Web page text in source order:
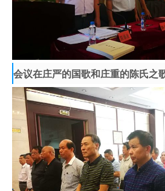
会议在庄严的国歌和庄重的陈氏之